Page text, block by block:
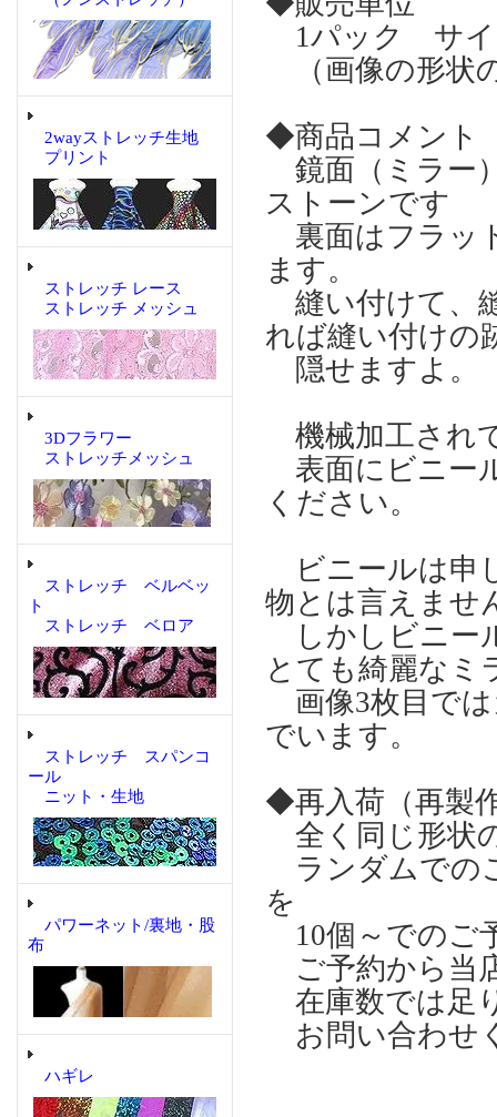
2wayストレッチ生地
プリント
ストレッチ レース
ストレッチ メッシュ
3Dフラワー
ストレッチメッシュ
ストレッチ ベルベッ
ト
ストレッチ ベロア
ストレッチ スパンコ
ール
ニット・生地
パワーネット/裏地・股
布
ハギレ
1パック サイ
（画像の形状
◆商品コメント
鏡面（ミラー
ストーンです
裏面はフラッ
ます。
縫い付けて、
れば縫い付けの
隠せますよ。
機械加工され
表面にビニー
ください。
ビニールは申
物とは言えませ
しかしビニー
とても綺麗なミ
画像3枚目では
でいます。
◆再入荷（再
全く同じ形状
ランダムでの
を
10個～でのご
ご予約から当
在庫数では足
お問い合わ